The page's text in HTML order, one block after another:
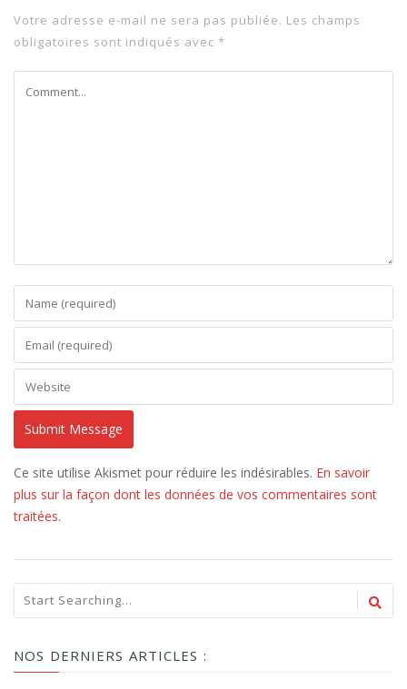
Votre adresse e-mail ne sera pas publiée. Les champs
obligatoires sont indiqués avec *
Ce site utilise Akismet pour réduire les indésirables. En savoir
plus sur la façon dont les données de vos commentaires sont
traitées.
NOS DERNIERS ARTICLES :